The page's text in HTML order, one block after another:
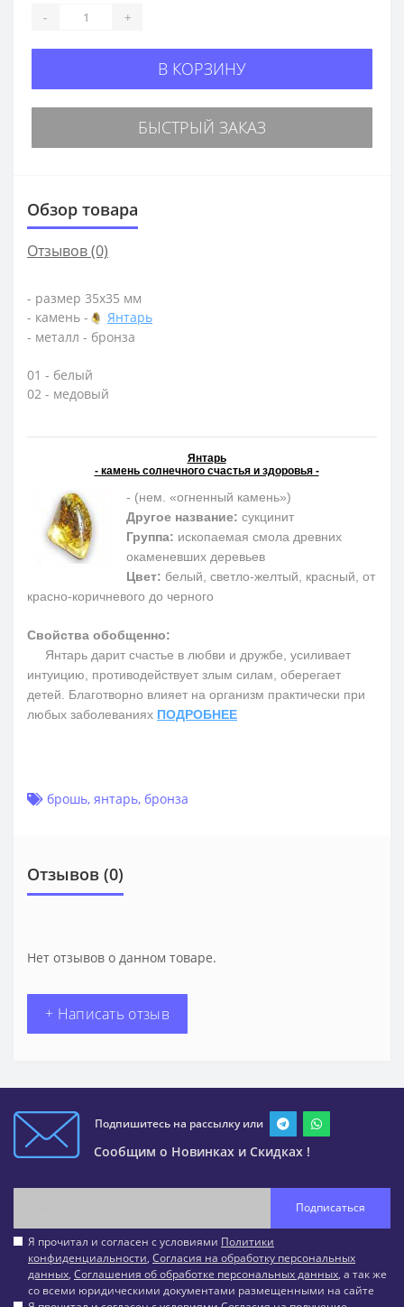
- +
В КОРЗИНУ
БЫСТРЫЙ ЗАКАЗ
Обзор товара
Отзывов (0)
- размер 35х35 мм
- камень -
Янтарь
- металл - бронза
01 - белый
02 - медовый
Янтарь
- камень солнечного счастья и здоровья -
- (нем. «огненный камень»)
Другое название: сукцинит
Группа: ископаемая смола древних
окаменевших деревьев
Цвет: белый, светло-желтый, красный, от
красно-коричневого до черного
Свойства обобщенно:
Янтарь дарит счастье в любви и дружбе, усиливает
интуицию, противодействует злым силам, оберегает
детей. Благотворно влияет на организм практически при
любых заболеваниях ПОДРОБНЕЕ
брошь, янтарь, бронза
Отзывов (0)
Нет отзывов о данном товаре.
+ Написать отзыв
Подпишитесь на рассылку или
Сообщим о Новинках и Скидках !
Подписаться
Я прочитал и согласен с условиями Политики
конфиденциальности, Согласия на обработку персональных
данных, Соглашения об обработке персональных данных, а так же
со всеми юридическими документами размещенными на сайте